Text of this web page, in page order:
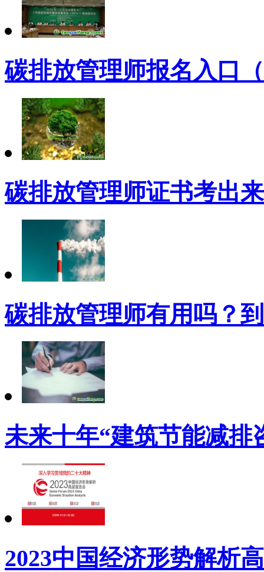
碳排放管理师报名入口
碳排放管理师证书考出
碳排放管理师有用吗？
未来十年“建筑节能减排
2023中国经济形势解析